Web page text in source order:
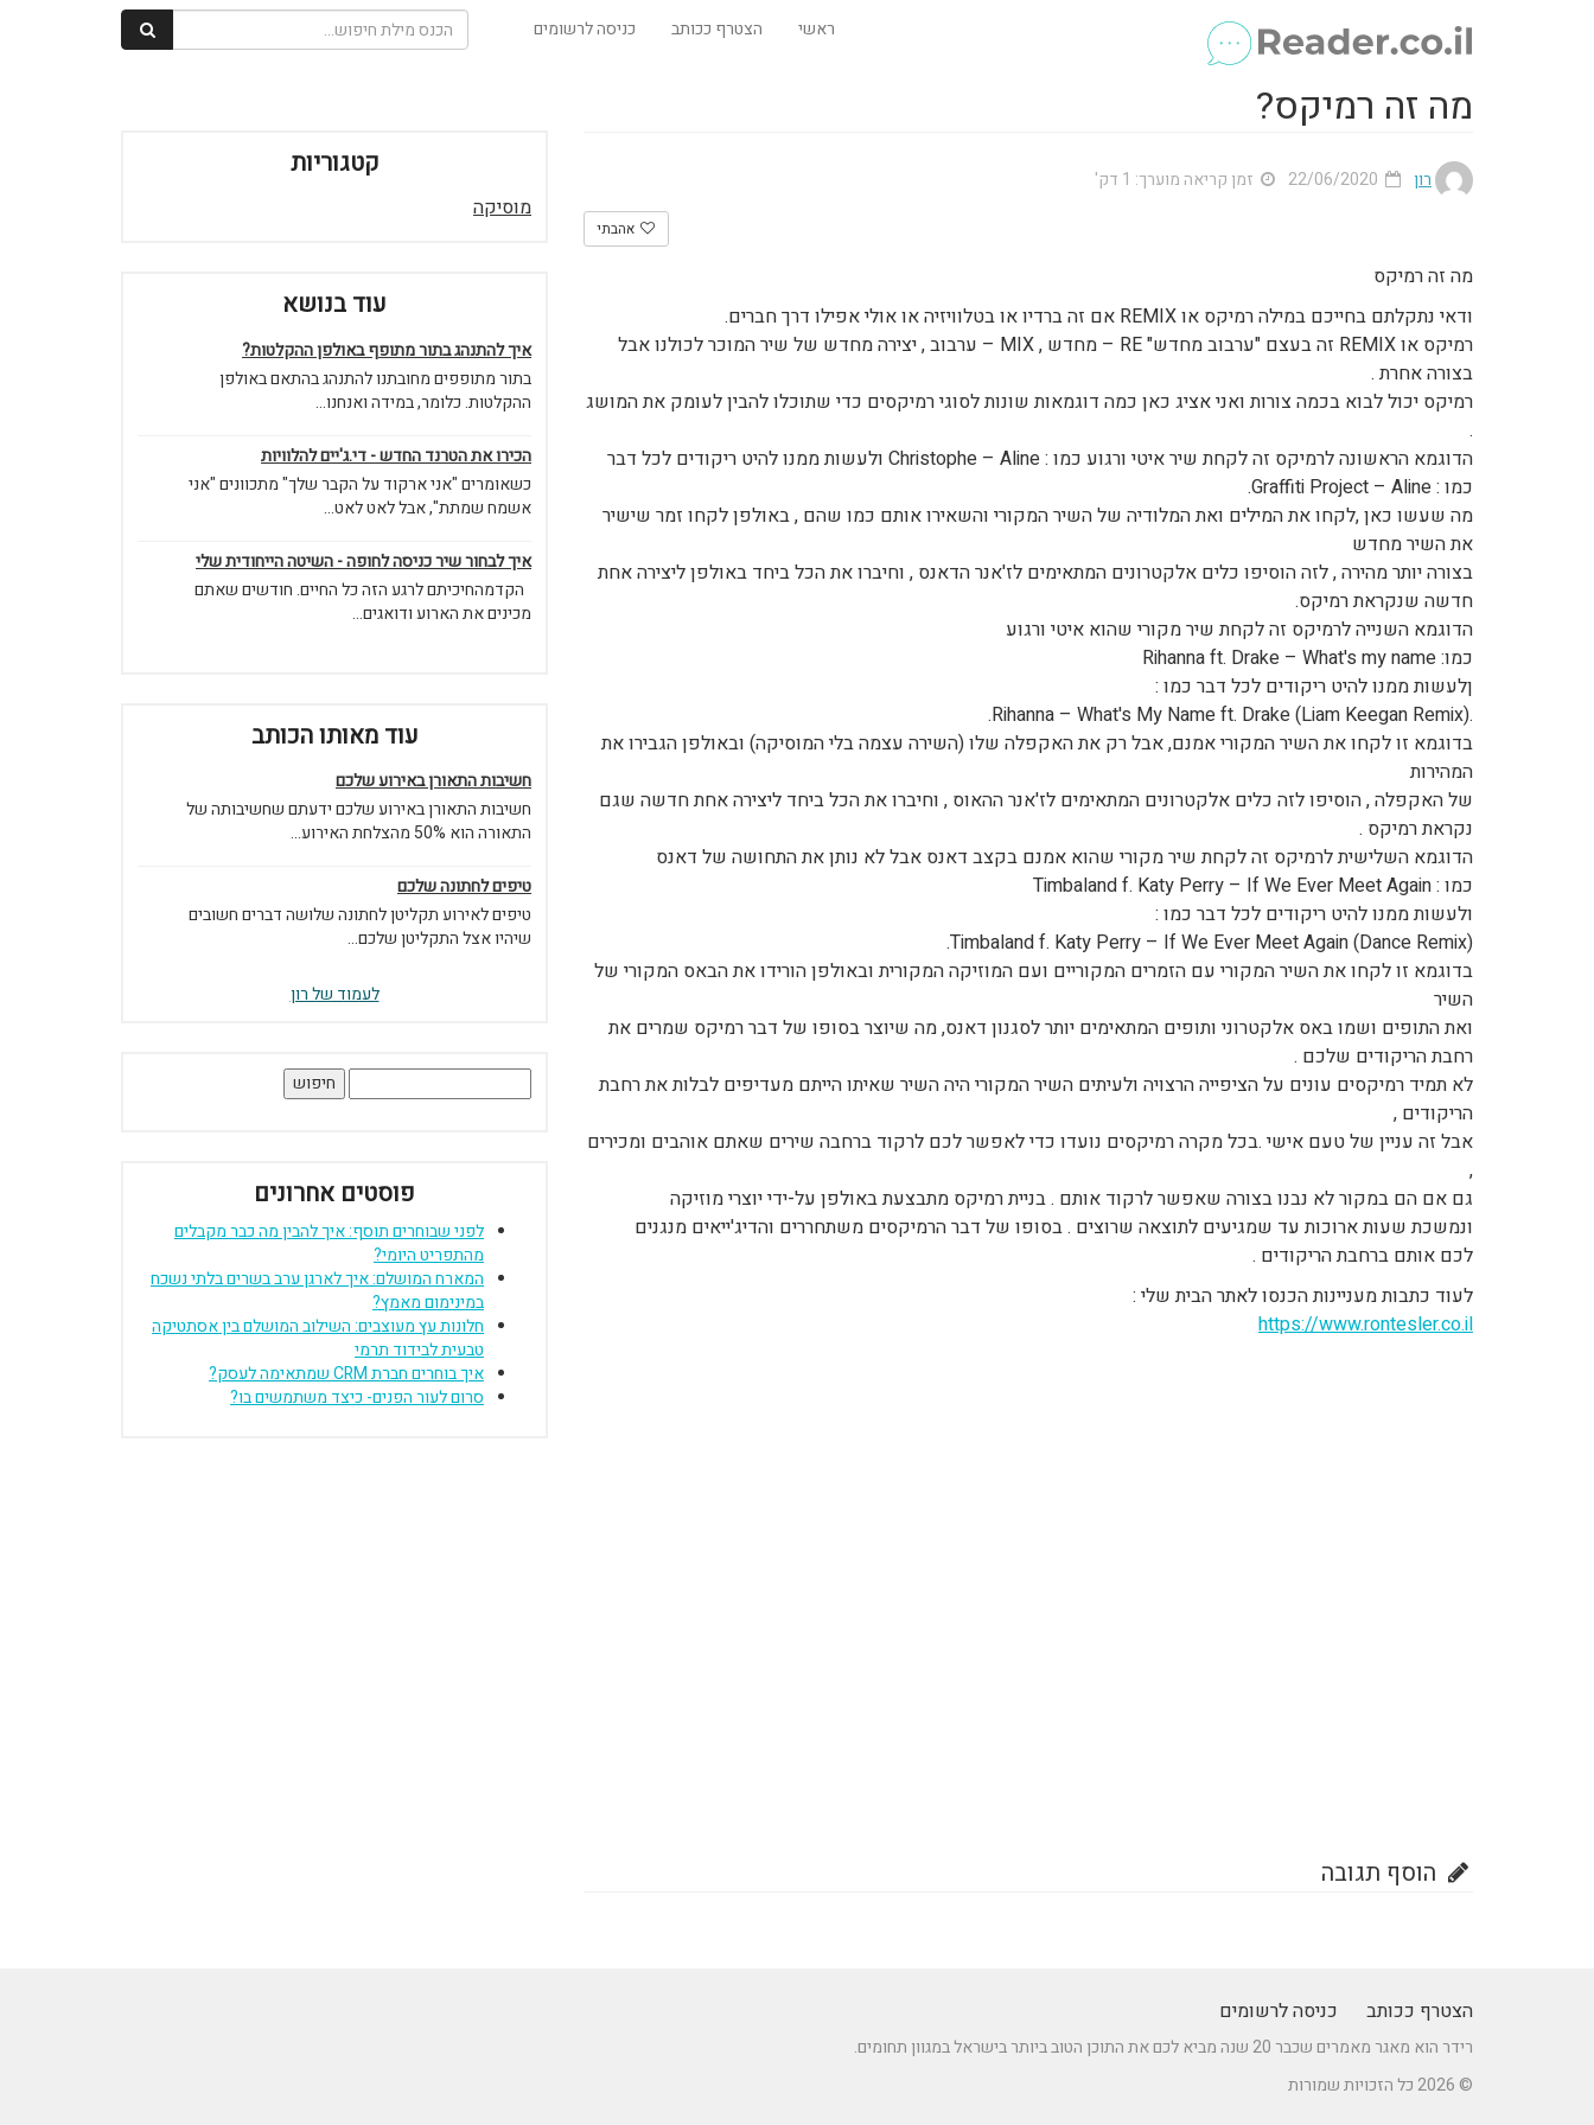
ראשי הצטרף ככותב כניסה לרשומים
מה זה רמיקס?
רון זמן קריאה מוערך: 1 דק'
אהבתי
מה זה רמיקס
ודאי נתקלתם בחייכם במילה רמיקס או REMIX אם זה ברדיו או בטלוויזיה או אולי אפילו דרך חברים.
רמיקס או REMIX זה בעצם "ערבוב מחדש" RE – מחדש , MIX – ערבוב , יצירה מחדש של שיר המוכר לכולנו אבל
בצורה אחרת .
רמיקס יכול לבוא בכמה צורות ואני אציג כאן כמה דוגמאות שונות לסוגי רמיקסים כדי שתוכלו להבין לעומק את המושג
.
הדוגמא הראשונה לרמיקס זה לקחת שיר איטי ורגוע כמו : Christophe – Aline ולעשות ממנו להיט ריקודים לכל דבר
כמו : Graffiti Project – Aline.
מה שעשו כאן ,לקחו את המילים ואת המלודיה של השיר המקורי והשאירו אותם כמו שהם , באולפן לקחו זמר שישיר
את השיר מחדש
בצורה יותר מהירה , לזה הוסיפו כלים אלקטרונים המתאימים לז'אנר הדאנס , וחיברו את הכל ביחד באולפן ליצירה אחת
חדשה שנקראת רמיקס.
הדוגמא השנייה לרמיקס זה לקחת שיר מקורי שהוא איטי ורגוע
כמו: Rihanna ft. Drake – What's my name
ןלעשות ממנו להיט ריקודים לכל דבר כמו :
.Rihanna – What's My Name ft. Drake (Liam Keegan Remix).
בדוגמא זו לקחו את השיר המקורי אמנם, אבל רק את האקפלה שלו (השירה עצמה בלי המוסיקה) ובאולפן הגבירו את
המהירות
של האקפלה , הוסיפו לזה כלים אלקטרונים המתאימים לז'אנר ההאוס , וחיברו את הכל ביחד ליצירה אחת חדשה שגם
נקראת רמיקס .
הדוגמא השלישית לרמיקס זה לקחת שיר מקורי שהוא אמנם בקצב דאנס אבל לא נותן את התחושה של דאנס
כמו : Timbaland f. Katy Perry – If We Ever Meet Again
ולעשות ממנו להיט ריקודים לכל דבר כמו :
Timbaland f. Katy Perry – If We Ever Meet Again (Dance Remix).
בדוגמא זו לקחו את השיר המקורי עם הזמרים המקוריים ועם המוזיקה המקורית ובאולפן הורידו את הבאס המקורי של
השיר
ואת התופים ושמו באס אלקטרוני ותופים המתאימים יותר לסגנון דאנס, מה שיוצר בסופו של דבר רמיקס שמרים את
רחבת הריקודים שלכם .
לא תמיד רמיקסים עונים על הציפייה הרצויה ולעיתים השיר המקורי היה השיר שאיתו הייתם מעדיפים לבלות את רחבת
הריקודים ,
אבל זה עניין של טעם אישי .בכל מקרה רמיקסים נועדו כדי לאפשר לכם לרקוד ברחבה שירים שאתם אוהבים ומכירים
,
גם אם הם במקור לא נבנו בצורה שאפשר לרקוד אותם . בניית רמיקס מתבצעת באולפן על-ידי יוצרי מוזיקה
ונמשכת שעות ארוכות עד שמגיעים לתוצאה שרוצים . בסופו של דבר הרמיקסים משתחררים והדיג'ייאים מנגנים
לכם אותם ברחבת הריקודים .
לעוד כתבות מעניינות הכנסו לאתר הבית שלי :
https://www.rontesler.co.il
הוסף תגובה
קטגוריות
מוסיקה
עוד בנושא
איך להתנהג בתור מתופף באולפן ההקלטות?
בתור מתופפים מחובתנו להתנהג בהתאם באולפן
ההקלטות. כלומר, במידה ואנחנו...
הכירו את הטרנד החדש - די.ג'יים להלוויות
כשאומרים "אני ארקוד על הקבר שלך" מתכוונים "אני
אשמח שמתת", אבל לאט לאט...
איך לבחור שיר כניסה לחופה - השיטה הייחודית שלי
הקדמהחיכיתם לרגע הזה כל החיים. חודשים שאתם
מכינים את הארוע ודואגים...
עוד מאותו הכותב
חשיבות התאורן באירוע שלכם
חשיבות התאורן באירוע שלכם ידעתם שחשיבותה של
התאורה הוא 50% מהצלחת האירוע...
טיפים לחתונה שלכם
טיפים לאירוע תקליטן לחתונה שלושה דברים חשובים
שיהיו אצל התקליטן שלכם...
לעמוד של רון
פוסטים אחרונים
לפני שבוחרים תוסף: איך להבין מה כבר מקבלים
מהתפריט היומי?
המארח המושלם: איך לארגן ערב בשרים בלתי נשכח
במינימום מאמץ?
חלונות עץ מעוצבים: השילוב המושלם בין אסתטיקה
טבעית לבידוד תרמי
איך בוחרים חברת CRM שמתאימה לעסק?
סרום לעור הפנים- כיצד משתמשים בו?
הצטרף ככותב כניסה לרשומים
רידר הוא מאגר מאמרים שכבר 20 שנה מביא לכם את התוכן הטוב ביותר בישראל במגוון תחומים.
© 2026 כל הזכויות שמורות